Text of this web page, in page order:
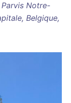
Parvis Notre-
Belgique,